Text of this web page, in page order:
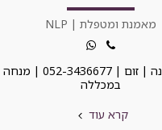
מאמנת ומטפלת | NLP
פרדס חנה | זום | 052-3436677 | מנחה
במכללה⁩
קרא עוד